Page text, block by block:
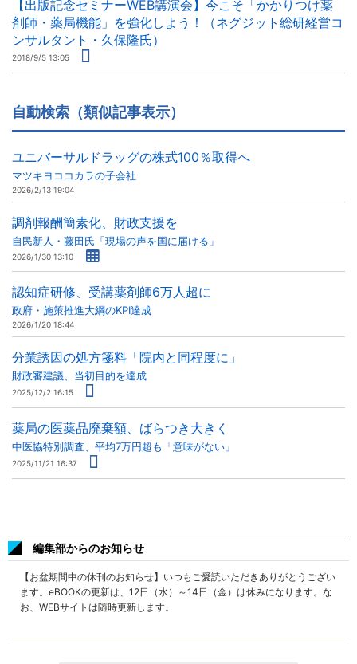
【出版記念セミナーWEB講演会】今こそ「かかりつけ薬
剤師・薬局機能」を強化しよう！（ネグジット総研経営コ
ンサルタント・久保隆氏）
2018/9/5 13:05
自動検索（類似記事表示）
ユニバーサルドラッグの株式100％取得へ
マツキヨココカラの子会社
2026/2/13 19:04
調剤報酬簡素化、財政支援を
自民新人・藤田氏「現場の声を国に届ける」
2026/1/30 13:10
認知症研修、受講薬剤師6万人超に
政府・施策推進大綱のKPI達成
2026/1/20 18:44
分業誘因の処方箋料「院内と同程度に」
財政審建議、当初目的を達成
2025/12/2 16:15
薬局の医薬品廃棄額、ばらつき大きく
中医協特別調査、平均7万円超も「意味がない」
2025/11/21 16:37
編集部からのお知らせ
【お盆期間中の休刊のお知らせ】いつもご愛読いただきありがとうござい
ます。eBOOKの更新は、12日（水）～14日（金）は休みになります。な
お、WEBサイトは随時更新します。